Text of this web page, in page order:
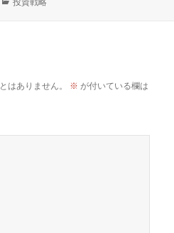
はありません。 ※ が付いている欄は